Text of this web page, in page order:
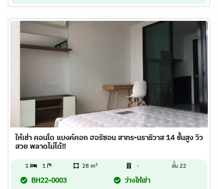
ให้เช่า คอนโด แบงค์คอก ฮอริซอน สาทร-นราธิวาส 14 ชั้นสูง วิว
สวย พลาดไม่ได้!!
1 1 28 m2 - ชั้น 22
BH22-0003 ว่างให้เช่า